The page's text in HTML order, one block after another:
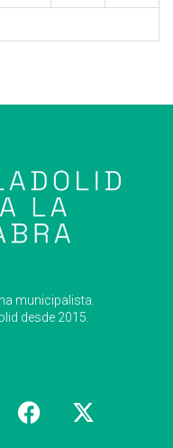
municipalista.
desde 2015.